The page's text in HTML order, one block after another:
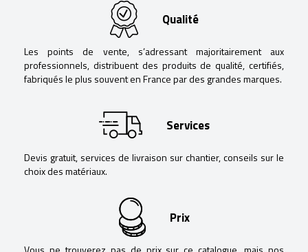
Qualité
Les points de vente, s’adressant majoritairement aux
professionnels, distribuent des produits de qualité, certifiés,
fabriqués le plus souvent en France par des grandes marques.
Services
Devis gratuit, services de livraison sur chantier, conseils sur le
choix des matériaux.
Prix